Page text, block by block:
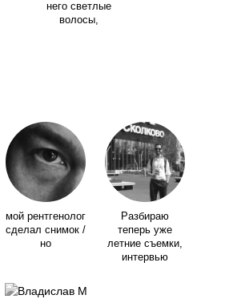
него светлые
волосы,
мой рентгенолог
сделал снимок /
но
Разбираю
теперь уже
летние съемки,
интервью